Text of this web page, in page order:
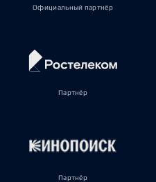
Официальный партнёр
Партнёр
Партнёр